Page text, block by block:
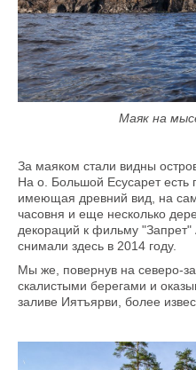
Маяк на
За маяком стали видны
На о. Большой Есусарет есть
имеющая древний вид, на
часовня и еще несколько
декораций к фильму "Запрет"
снимали здесь в 2014 году.
Мы же, повернув на северо-
скалистыми берегами и
заливе Иятъярви, более